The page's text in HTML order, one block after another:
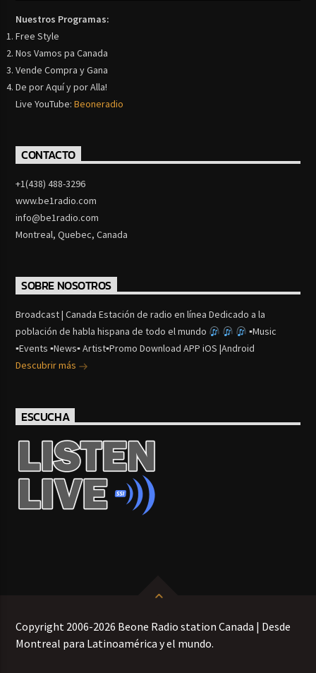
Nuestros Programas:
Free Style
Nos Vamos pa Canada
Vende Compra y Gana
De por Aquí y por Alla!
Live YouTube:Beoneradio
CONTACTO
+1(438) 488-3296
www.be1radio.com
info@be1radio.com
Montreal, Quebec, Canada
SOBRE NOSOTROS
Broadcast | Canada Estación de radio en línea Dedicado a la
población de habla hispana de todo el mundo
▪Music
▪Events ▪News▪ Artist▪Promo Download APP iOS |Android
Descubrir más
ESCUCHA
Copyright 2006-2026 Beone Radio station Canada | Desde
Montreal para Latinoamérica y el mundo.